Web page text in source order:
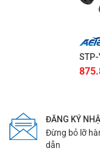
STP-
ĐĂNG KÝ
Đừng bỏ lỡ
dẫn